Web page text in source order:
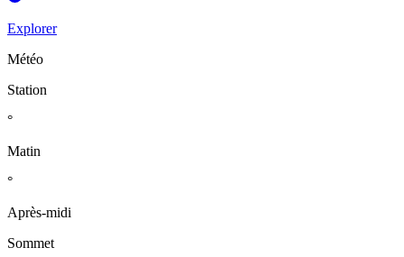
Explorer
Météo
Station
°
Matin
°
Après-midi
Sommet